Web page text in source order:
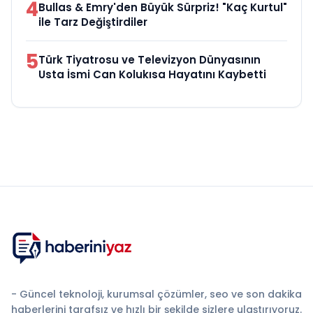
4Bullas & Emry'den Büyük Sürpriz! "Kaç Kurtul"
ile Tarz Değiştirdiler
5Türk Tiyatrosu ve Televizyon Dünyasının
Usta İsmi Can Kolukısa Hayatını Kaybetti
- Güncel teknoloji, kurumsal çözümler, seo ve son dakika
haberlerini tarafsız ve hızlı bir şekilde sizlere ulaştırıyoruz.